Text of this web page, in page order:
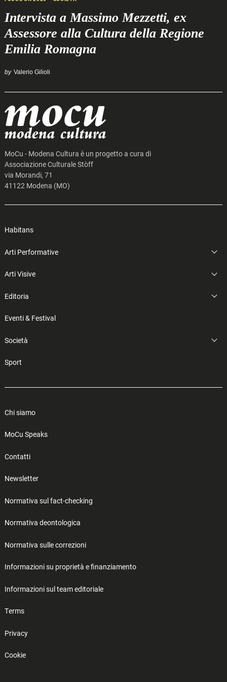
Intervista a Massimo Mezzetti, ex
Assessore alla Cultura della Regione
Emilia Romagna
by Valerio Gilioli
MoCu - Modena Cultura è un progetto a cura di
Associazione Culturale Stòff
via Morandi, 71
41122 Modena (MO)
Habitans
Arti Performative
Arti Visive
Editoria
Eventi & Festival
Società
Sport
Chi siamo
MoCu Speaks
Contatti
Newsletter
Normativa sul fact-checking
Normativa deontologica
Normativa sulle correzioni
Informazioni su proprietà e finanziamento
Informazioni sul team editoriale
Terms
Privacy
Cookie